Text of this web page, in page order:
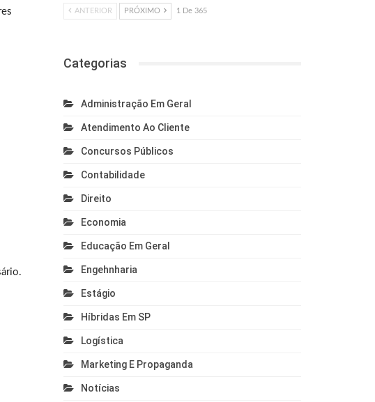
ANTERIOR PRÓXIMO 1 De 365
Categorias
Administração Em Geral
Atendimento Ao Cliente
Concursos Públicos
Contabilidade
Direito
Economia
Educação Em Geral
Engehnharia
Estágio
Híbridas Em SP
Logística
Marketing E Propaganda
Notícias